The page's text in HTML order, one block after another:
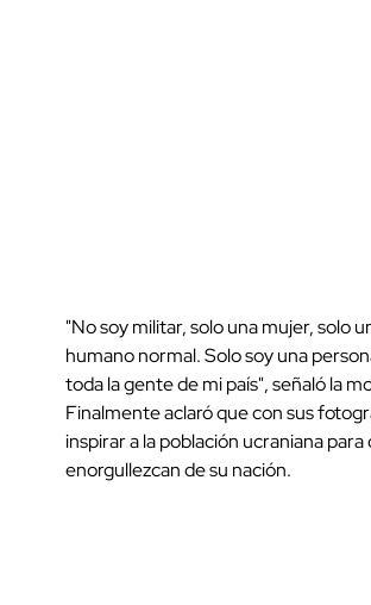
"No soy militar, solo una mujer, solo
humano normal.Solo soy una
toda la gente de mi país", señaló la
Finalmente aclaró que con sus
inspirar a la población ucraniana para
enorgullezcan de su nación.